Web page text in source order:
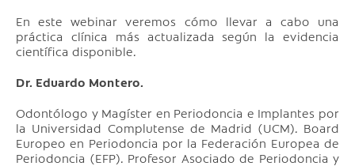
En este webinar veremos cómo llevar a cabo una
práctica clínica más actualizada según la evidencia
científica disponible.
Dr. Eduardo Montero.
Odontólogo y Magíster en Periodoncia e Implantes por
la Universidad Complutense de Madrid (UCM). Board
Europeo en Periodoncia por la Federación Europea de
Periodoncia (EFP). Profesor Asociado de Periodoncia y